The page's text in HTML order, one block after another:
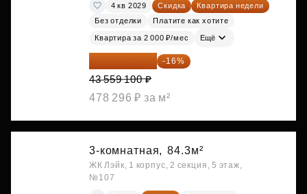
4 кв 2029 Скидка
Квартира недели
Без отделки
Платите как хотите
Квартира за 2 000 ₽/мес Ещё
36 589 644 ₽ -16%
43 559 100 ₽
478 296 ₽ за м²
3-комнатная, 84.3м²
ЖК Лэйк, 1 корпус, 2 секция, 5 этаж,
№107